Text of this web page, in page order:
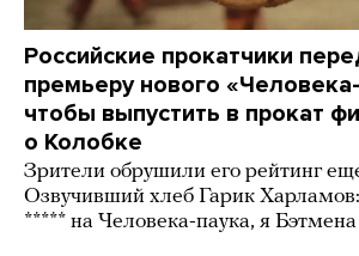
Российские прокатчики
премьеру нового
чтобы выпустить в прокат
о Колобке
Зрители обрушили его рейтинг
Озвучивший хлеб Гарик
***** на Человека-паука, я